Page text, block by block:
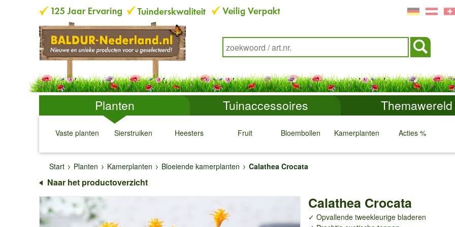
Planten Tuinaccessoires Themawereld
Vaste planten
↓
Sierstruiken
↓
Heesters
↓
Fruit
↓
Bloembollen
↓
Kamerplanten
↓
Acties %
↓ ↓
Start
Planten Kamerplanten Bloeiende kamerplanten Calathea Crocata
Naar het productoverzicht
Calathea Crocata
✓ Opvallende tweekleurige bladeren